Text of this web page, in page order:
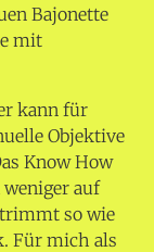
Bajonette
mit
kann für
Objektive
Know How
auf
so wie
Für mich als